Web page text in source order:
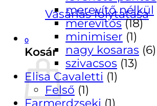
Vásárlás folytatása
0
Kosár
merevítő nélkül
merevítős (18)
minimiser (1)
nagy kosaras (6)
szivacsos (13)
Elisa Cavaletti (1)
Felső (1)
Farmerdzseki (1)